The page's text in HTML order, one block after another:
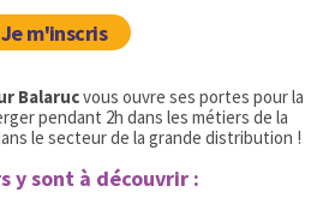
Je m'inscris
Balarucvous ouvre ses portes pour la
pendant 2h dans les métiers de la
le secteur de la grande distribution !
y sont à découvrir :